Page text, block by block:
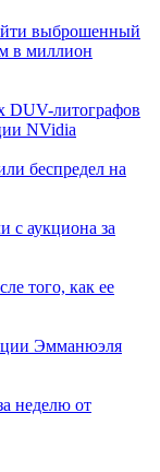
выброшенный
в миллион
DUV-литографов
NVidia
беспредел на
с аукциона за
того, как ее
Эмманюэля
неделю от